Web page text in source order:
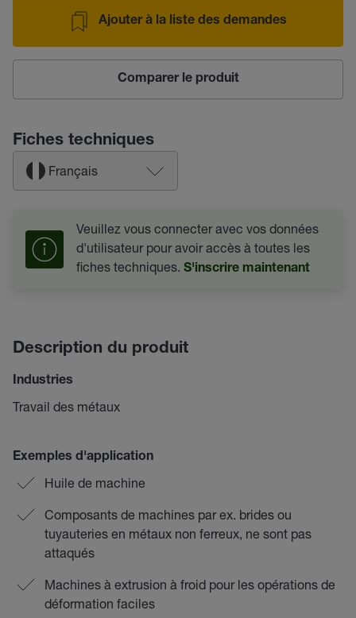
Ajouter à la liste des demandes
Comparer le produit
Fiches techniques
Français
Veuillez vous connecter avec vos données
d'utilisateur pour avoir accès à toutes les
fiches techniques. S'inscrire maintenant
Description du produit
Industries
Travail des métaux
Exemples d'application
Huile de machine
Composants de machines par ex. brides ou
tuyauteries en métaux non ferreux, ne sont pas
attaqués
Machines à extrusion à froid pour les opérations de
déformation faciles